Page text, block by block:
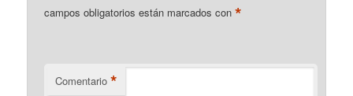
campos obligatorios están marcados con*
Comentario *